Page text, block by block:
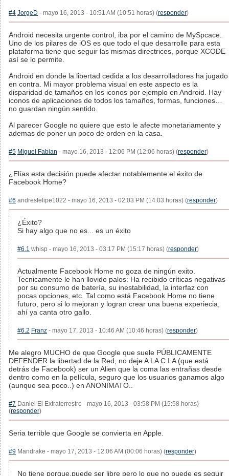
#4 JorgeD - mayo 16, 2013 - 10:51 AM (10:51 horas) (responder)
Android necesita urgente control, iba por el camino de MySpcace.
Uno de los pilares de iOS es que todo el que desarrolle para esta
plataforma tiene que seguir las mismas directrices, porque XCODE
así se lo permite.
Android en donde la libertad cedida a los desarrolladores ha jugado
en contra. Mi mayor problema visual en este aspecto es la
disparidad de tamaños en los iconos por ejemplo en Android. Hay
iconos de aplicaciones de todos los tamaños, formas, funciones…
no guardan ningún sentido.
Al parecer Google no quiere que esto le afecte monetariamente y
ademas de poner un poco de orden en la casa.
#5 Miguel Fabian - mayo 16, 2013 - 12:06 PM (12:06 horas) (responder)
¿Elías esta decisión puede afectar notablemente el éxito de
Facebook Home?
#6 andresfelipe1022 - mayo 16, 2013 - 02:03 PM (14:03 horas) (responder)
¿Éxito?
Si hay algo que no es... es un éxito
#6.1 whisp - mayo 16, 2013 - 03:17 PM (15:17 horas) (responder)
Actualmente Facebook Home no goza de ningún exito.
Tecnicamente le han llovido palos: Ha recibido críticas negativas
por su consumo de batería, su inestabilidad, la interfaz con
pocas opciones, etc. Tal como está Facebook Home no tiene
futuro, pero si lo mejoran y logran crear una buena experiecia,
ahí ya canta otro gallo.
#6.2 Franz - mayo 17, 2013 - 10:46 AM (10:46 horas) (responder)
Me alegro MUCHO de que Google que suele PÚBLICAMENTE
DEFENDER la libertad de la Red, no deje A LA C.I.A (que está
detrás de Facebook) ser un Alien que la coma las entrañas desde
dentro como en la película, seguro que los usuarios ganamos algo
(aunque sea poco..) en ANONIMATO..
#7 Daniel El Extraterrestre - mayo 16, 2013 - 03:58 PM (15:58 horas)
(responder)
Seria terrible que Google se convierta en Apple.
#9 Mandrake - mayo 17, 2013 - 12:06 AM (00:06 horas) (responder)
No tiene porque,puede ser libre pero lo que no puede es seguir